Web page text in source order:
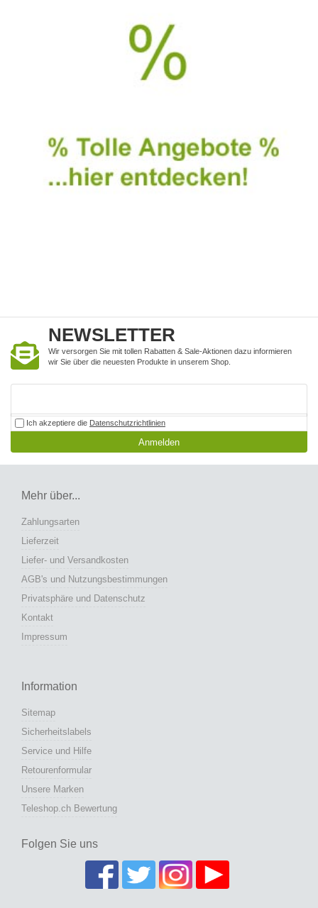
NEWSLETTER
Wir versorgen Sie mit tollen Rabatten & Sale-Aktionen dazu informieren
wir Sie über die neuesten Produkte in unserem Shop.
Ich akzeptiere die Datenschutzrichtlinien
Anmelden
Mehr über...
Zahlungsarten
Lieferzeit
Liefer- und Versandkosten
AGB's und Nutzungsbestimmungen
Privatsphäre und Datenschutz
Kontakt
Impressum
Information
Sitemap
Sicherheitslabels
Service und Hilfe
Retourenformular
Unsere Marken
Teleshop.ch Bewertung
Folgen Sie uns